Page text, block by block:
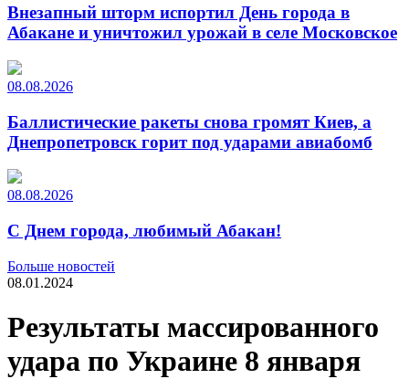
Внезапный шторм испортил День города в
Абакане и уничтожил урожай в селе Московское
08.08.2026
Баллистические ракеты снова громят Киев, а
Днепропетровск горит под ударами авиабомб
08.08.2026
С Днем города, любимый Абакан!
Больше новостей
08.01.2024
Результаты массированного
удара по Украине 8 января